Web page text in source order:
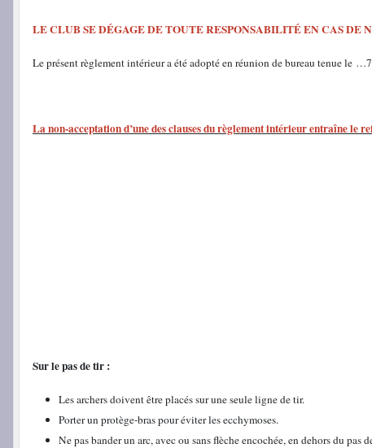
LE CLUB SE DÉGAGE DE TOUTE RESPONSABILITÉ EN CAS
Le présent règlement intérieur a été adopté en réunion de bureau tenue le
La non-acceptation d’une des clauses du règlement intérieur entraîne le
Sur le pas de tir :
Les archers doivent être placés sur une seule ligne de tir.
Porter un protège-bras pour éviter les ecchymoses.
Ne pas bander un arc, avec ou sans flèche encochée, en dehors du pas